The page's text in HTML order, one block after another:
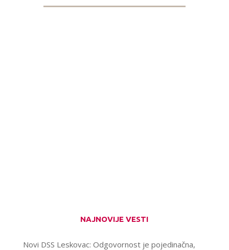
NAJNOVIJE VESTI
Novi DSS Leskovac: Odgovornost je pojedinačna,